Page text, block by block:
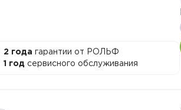
2 года гарантии от РОЛЬФ
1 год сервисного обслуживания